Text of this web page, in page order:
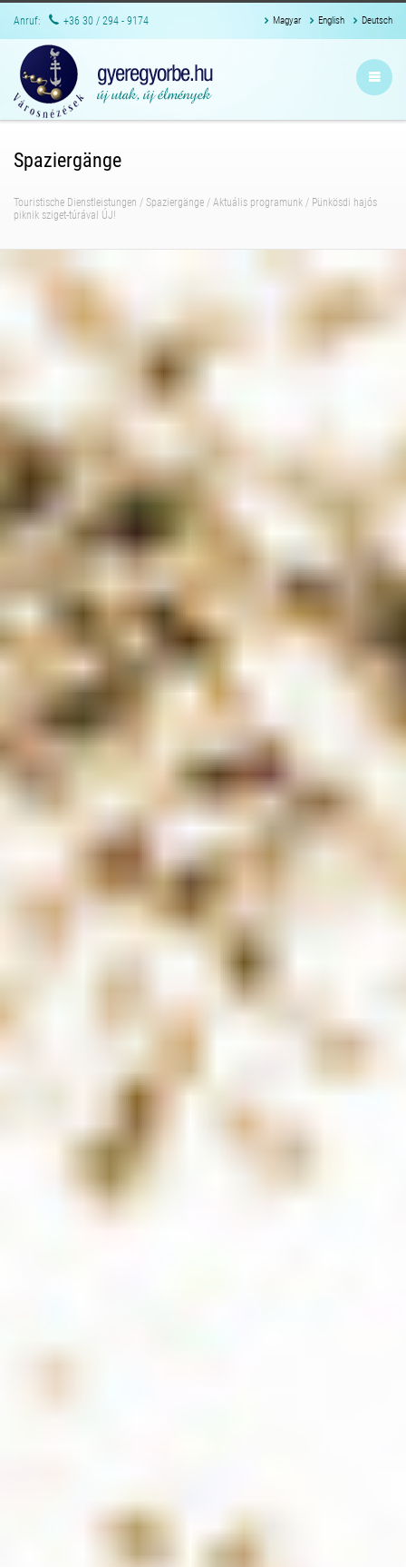
Anruf: +36 30 / 294 - 9174 Magyar English Deutsch
Spaziergänge
Touristische Dienstleistungen / Spaziergänge / Aktuális programunk / Pünkösdi hajós
piknik sziget-túrával ÚJ!